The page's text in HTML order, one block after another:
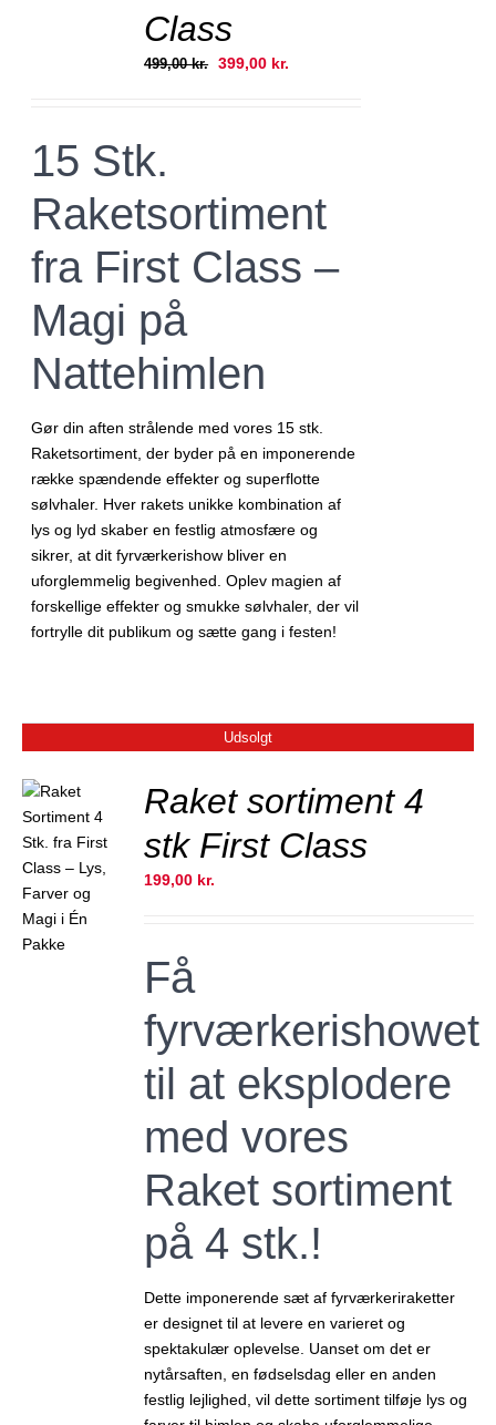
Class
499,00kr. Den
399,00 kr.
15 Stk.
Raketsortiment
fra First Class –
Magi på
Nattehimlen
Gør din aften strålende med vores 15 stk.
Raketsortiment, der byder på en imponerende
række spændende effekter og superflotte
sølvhaler. Hver rakets unikke kombination af
lys og lyd skaber en festlig atmosfære og
sikrer, at dit fyrværkerishow bliver en
uforglemmelig begivenhed. Oplev magien af
forskellige effekter og smukke sølvhaler, der vil
fortrylle dit publikum og sætte gang i festen!
Udsolgt
Raket sortiment 4
stk First Class
199,00 kr.
Få
fyrværkerishowet
til at eksplodere
med vores
Raket sortiment
på 4 stk.!
Dette imponerende sæt af fyrværkeriraketter
er designet til at levere en varieret og
spektakulær oplevelse. Uanset om det er
nytårsaften, en fødselsdag eller en anden
festlig lejlighed, vil dette sortiment tilføje lys og